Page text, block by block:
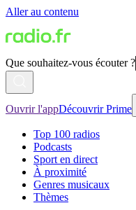
Aller au contenu
Que souhaitez-vous écouter ?
Ouvrir l'appDécouvrir Prime
Top 100 radios
Podcasts
Sport en direct
À proximité
Genres musicaux
Thèmes